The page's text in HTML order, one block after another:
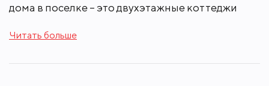
дома в поселке – это двухэтажные коттеджи
строений достигает 1500 квадратных метров.
Читать больше